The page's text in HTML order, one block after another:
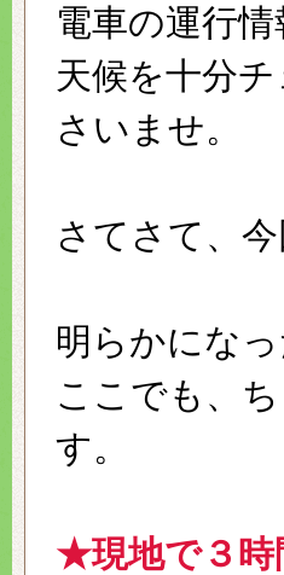
電車の運行情
天候を十分
さいませ。
さてさて、今
明らかにな
ここでも、
す。
★現地で３時